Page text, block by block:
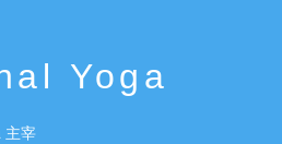
Yoga
主宰